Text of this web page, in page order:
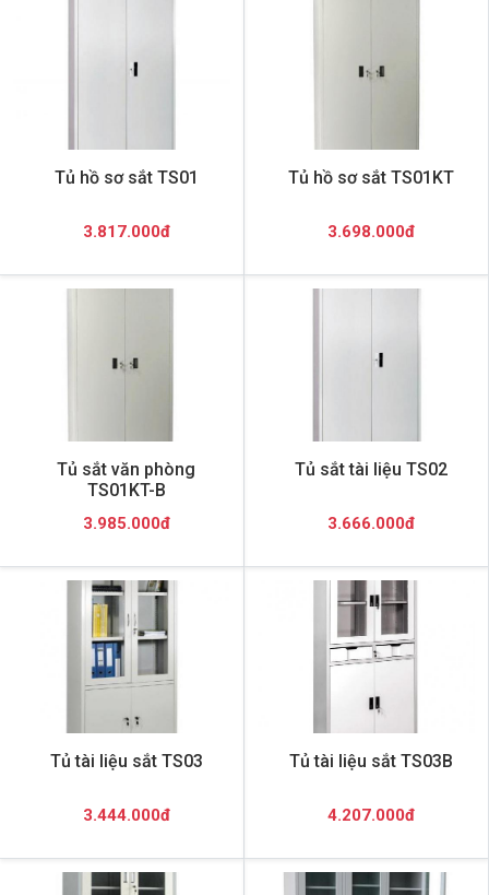
Tủ hồ sơ sắt TS01
3.817.000đ
Tủ hồ sơ sắt TS01KT
3.698.000đ
Tủ sắt văn phòng
TS01KT-B
3.985.000đ
Tủ sắt tài liệu TS02
3.666.000đ
Tủ tài liệu sắt TS03
3.444.000đ
Tủ tài liệu sắt TS03B
4.207.000đ